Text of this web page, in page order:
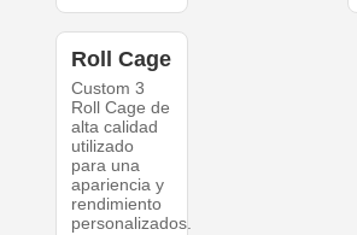
Roll Cage
Custom 3
Roll Cage de
alta calidad
utilizado
para una
apariencia y
rendimiento
personalizados.